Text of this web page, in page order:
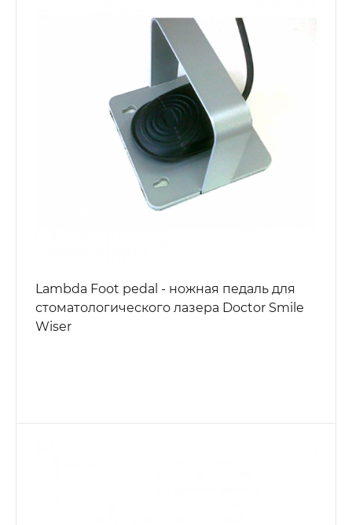
Lambda Foot pedal - ножная педаль для
стоматологического лазера Doctor Smile
Wiser